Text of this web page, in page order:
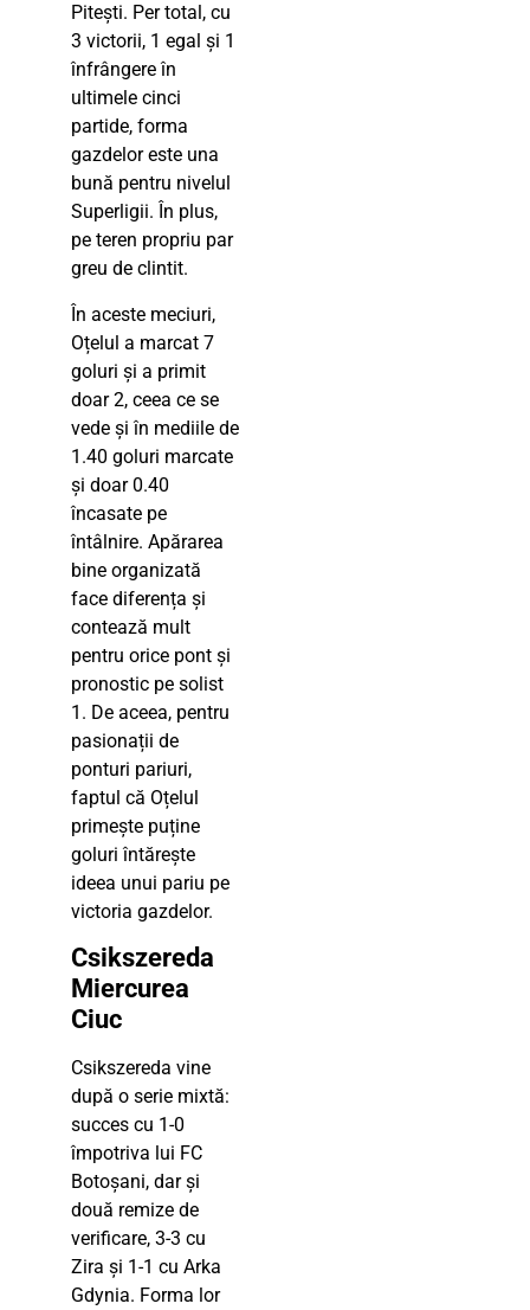
Pitești. Per total, cu
3 victorii, 1 egal și 1
înfrângere în
ultimele cinci
partide, forma
gazdelor este una
bună pentru nivelul
Superligii. În plus,
pe teren propriu par
greu de clintit.
În aceste meciuri,
Oțelul a marcat 7
goluri și a primit
doar 2, ceea ce se
vede și în mediile de
1.40 goluri marcate
și doar 0.40
încasate pe
întâlnire. Apărarea
bine organizată
face diferența și
contează mult
pentru orice pont și
pronostic pe solist
1. De aceea, pentru
pasionații de
ponturi pariuri,
faptul că Oțelul
primește puține
goluri întărește
ideea unui pariu pe
victoria gazdelor.
Csikszereda
Miercurea
Ciuc
Csikszereda vine
după o serie mixtă:
succes cu 1-0
împotriva lui FC
Botoșani, dar și
două remize de
verificare, 3-3 cu
Zira și 1-1 cu Arka
Gdynia. Forma lor